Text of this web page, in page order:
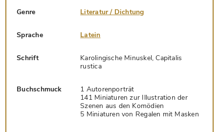
Genre Literatur / Dichtung
Sprache Latein
Schrift
Karolingische Minuskel, Capitalis
rustica
Buchschmuck
1 Autorenporträt
141 Miniaturen zur Illustration der
Szenen aus den Komödien
5 Miniaturen von Regalen mit Masken